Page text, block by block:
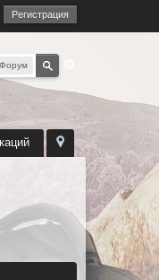
Регистрация
Форум